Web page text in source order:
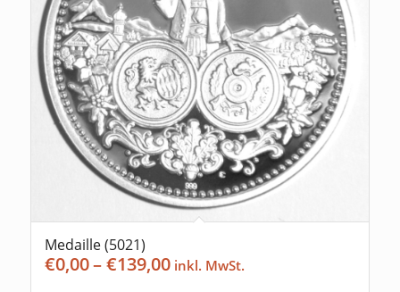
Medaille (5021)
€0,00–€139,00Preisspanne: